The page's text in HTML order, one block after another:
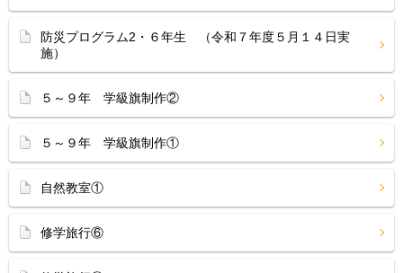
防災プログラム2・６年生 （令和７年度５月１４日実
施）
５～９年 学級旗制作②
５～９年 学級旗制作①
自然教室①
修学旅行⑥